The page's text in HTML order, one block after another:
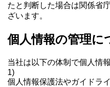
たと判断した場合は関係省
ざいます。
個人情報の管理に
当社は以下の体制で個人情
1)
個人情報保護法やガイドラ